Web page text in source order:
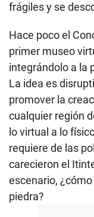
frágiles y se
Hace poco el
primer museo
integrándolo a la
La idea es
promover la
cualquier región
lo virtual a lo
requiere de las
carecieron el
escenario,
piedra?